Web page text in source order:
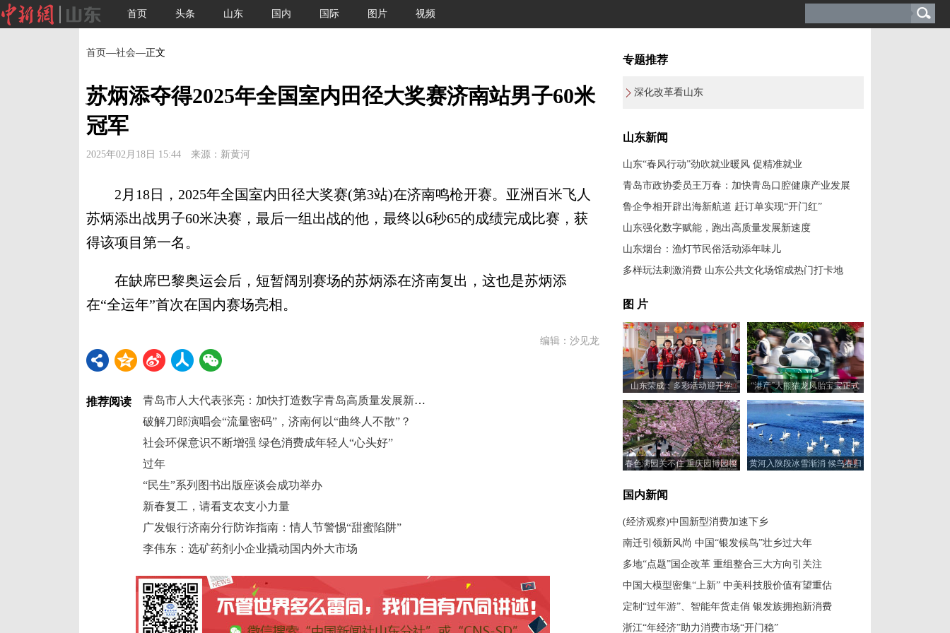
首页 头条 山东 国内 国际 图片 视频
首页—社会—正文
苏炳添夺得2025年全国室内田径大奖赛济南站男子60米
冠军
2025年02月18日 15:44 来源：新黄河
2月18日，2025年全国室内田径大奖赛(第3站)在济南鸣枪开赛。亚洲百米飞人
苏炳添出战男子60米决赛，最后一组出战的他，最终以6秒65的成绩完成比赛，获
得该项目第一名。
在缺席巴黎奥运会后，短暂阔别赛场的苏炳添在济南复出，这也是苏炳添
在“全运年”首次在国内赛场亮相。
编辑：沙见龙
推荐阅读
青岛市人大代表张亮：加快打造数字青岛高质量发展新引擎
破解刀郎演唱会“流量密码”，济南何以“曲终人不散”？
社会环保意识不断增强 绿色消费成年轻人“心头好”
过年
“民生”系列图书出版座谈会成功举办
新春复工，请看支农支小力量
广发银行济南分行防诈指南：情人节警惕“甜蜜陷阱”
李伟东：选矿药剂小企业撬动国内外大市场
专题推荐
深化改革看山东
山东新闻
山东“春风行动”劲吹就业暖风 促精准就业
青岛市政协委员王万春：加快青岛口腔健康产业发展
鲁企争相开辟出海新航道 赶订单实现“开门红”
山东强化数字赋能，跑出高质量发展新速度
山东烟台：渔灯节民俗活动添年味儿
多样玩法刺激消费 山东公共文化场馆成热门打卡地
图 片
山东荣成：多彩活动迎开学
“港产”大熊猫龙凤胎宝宝正式
与公众见面
春色满园关不住 重庆园博园樱
黄河入陕段冰雪渐消 候鸟春归
国内新闻
(经济观察)中国新型消费加速下乡
南迁引领新风尚 中国“银发候鸟”壮乡过大年
多地“点题”国企改革 重组整合三大方向引关注
中国大模型密集“上新” 中美科技股价值有望重估
定制“过年游”、智能年货走俏 银发族拥抱新消费
浙江“年经济”助力消费市场“开门稳”